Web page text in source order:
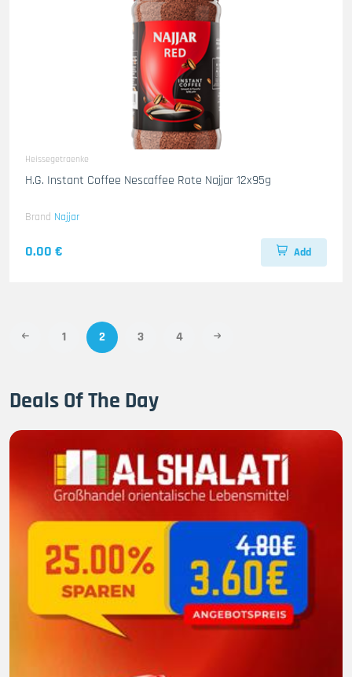
Heissegetraenke
H.G. Instant Coffee Nescaffee Rote Najjar 12x95g
Brand Najjar
0.00 € Add
1 2 3 4
Deals Of The Day